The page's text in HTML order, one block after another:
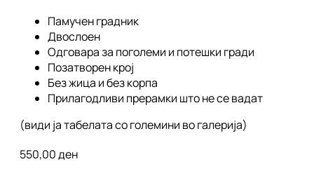
Памучен градник
Двослоен
Одговара за поголеми и потешки гради
Позатворен крој
Без жица и без корпа
Прилагодливи прерамки што не се вадат
(види ја табелата со големини во галерија)
550,00ден